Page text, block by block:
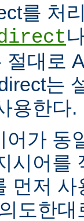
를 처
절대로
는
용한다.
어가 동
시어를
먼저
도한